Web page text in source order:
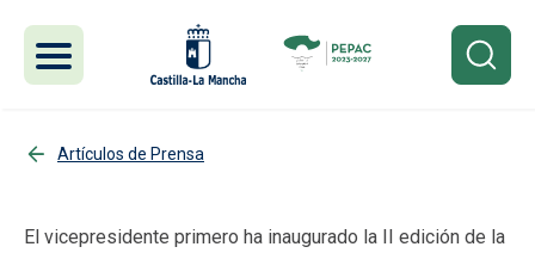
Artículos de Prensa
El vicepresidente primero ha inaugurado la II edición de la